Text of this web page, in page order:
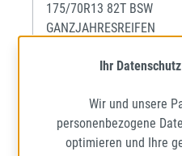
175/70R13 82T BSW
GANZJAHRESREIFEN
D C
Ihr
Wir und unsere
personenbezogene
optimieren und Ihre